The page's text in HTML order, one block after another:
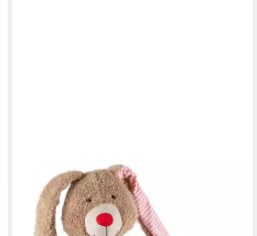
Kuscheltier Patchwork
Sweety für Babys und Kinder
Mädchen (1-St)